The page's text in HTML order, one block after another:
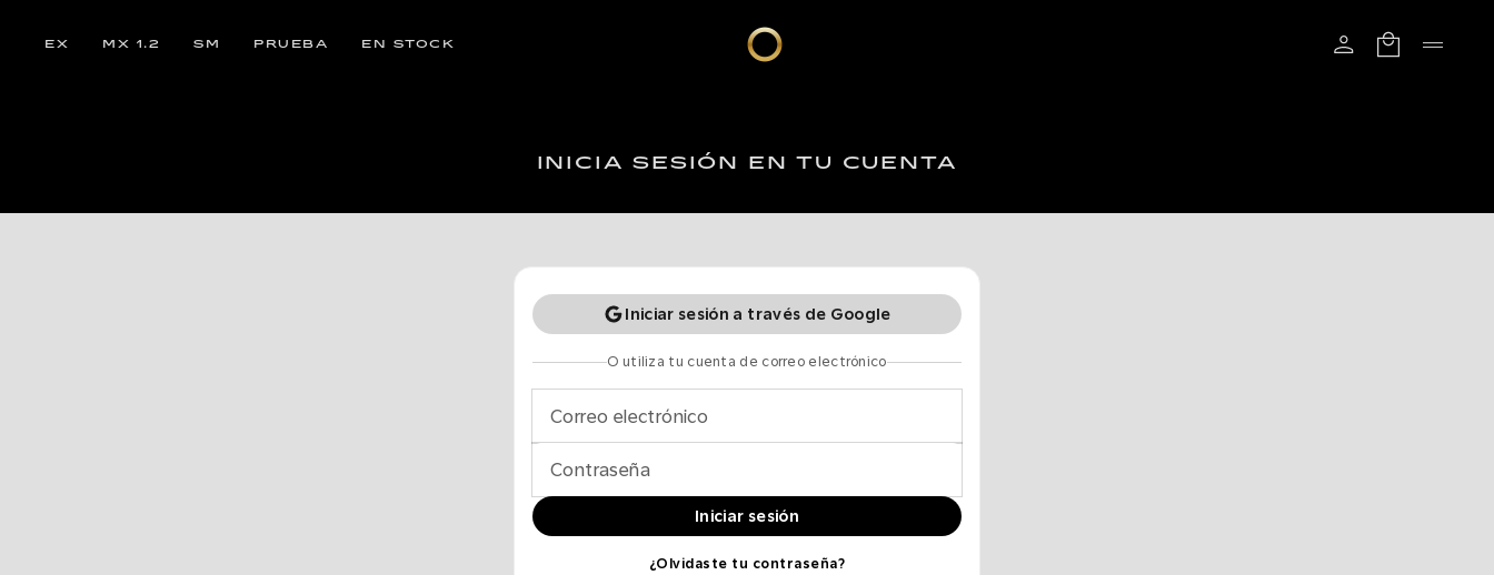
EX MX 1.2 SM PRUEBA EN STOCK
INICIA SESIÓN EN TU CUENTA
Iniciar sesión a través de Google
O utiliza tu cuenta de correo electrónico
Correo electrónico
Contraseña
Iniciar sesión
¿Olvidaste tu contraseña?